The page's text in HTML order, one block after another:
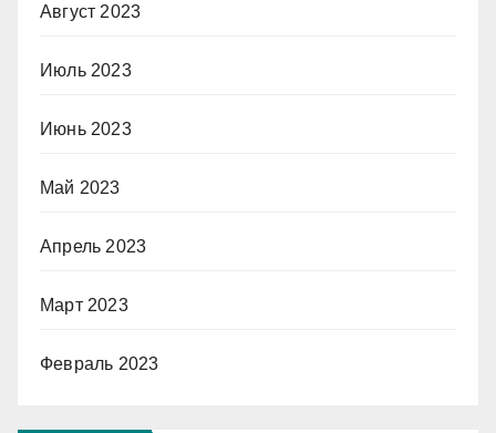
Август 2023
Июль 2023
Июнь 2023
Май 2023
Апрель 2023
Март 2023
Февраль 2023